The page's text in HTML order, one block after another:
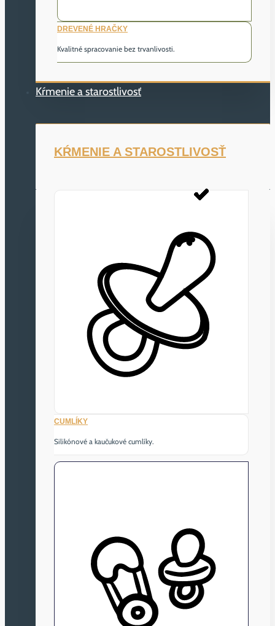
DREVENÉ HRAČKY
Kvalitné spracovanie bez trvanlivosti.
Kŕmenie a starostlivosť
KŔMENIE A STAROSTLIVOSŤ
CUMLÍKY
Silikónové a kaučukové cumlíky.